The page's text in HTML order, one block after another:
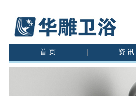
首 页 资 讯